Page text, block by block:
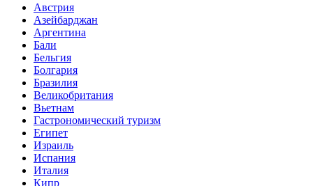
Австрия
Азейбарджан
Аргентина
Бали
Бельгия
Болгария
Бразилия
Великобритания
Вьетнам
Гастрономический туризм
Египет
Израиль
Испания
Италия
Кипр